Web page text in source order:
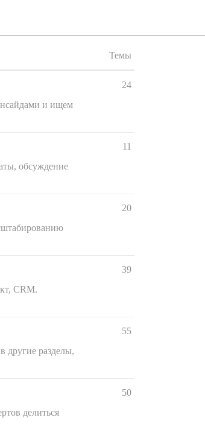
Темы
и ищем
24
обсуждение
11
20
CRM.
39
другие разделы,
55
делиться
50